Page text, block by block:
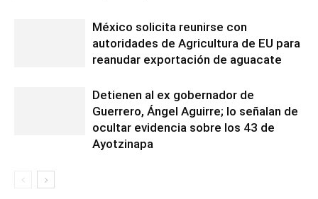
México solicita reunirse con
autoridades de Agricultura de EU para
reanudar exportación de aguacate
Detienen al ex gobernador de
Guerrero, Ángel Aguirre; lo señalan de
ocultar evidencia sobre los 43 de
Ayotzinapa